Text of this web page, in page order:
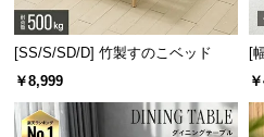
[SS/S/SD/D] 竹製すのこベッド
￥8,999
[